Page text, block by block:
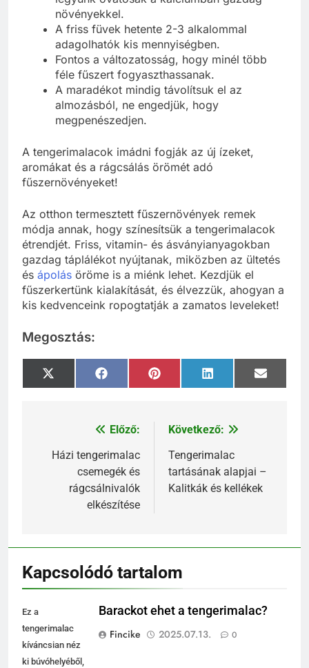
növényekkel.
A friss füvek hetente 2-3 alkalommal
adagolhatók kis mennyiségben.
Fontos a változatosság, hogy minél több
féle fűszert fogyaszthassanak.
A maradékot mindig távolítsuk el az
almozásból, ne engedjük, hogy
megpenészedjen.
A tengerimalacok imádni fogják az új ízeket,
aromákat és a rágcsálás örömét adó
fűszernövényeket!
Az otthon termesztett fűszernövények remek
módja annak, hogy színesítsük a tengerimalacok
étrendjét. Friss, vitamin- és ásványianyagokban
gazdag táplálékot nyújtanak, miközben az ültetés
és ápolás öröme is a miénk lehet. Kezdjük el
fűszerkertünk kialakítását, és élvezzük, ahogyan a
kis kedvenceink ropogtatják a zamatos leveleket!
Megosztás:
Share
on
X
(Twitter)
Share
on
FacebookShare
on
Pinterest Share
on
LinkedIn
Share
on
Email
Bejegyzés
navigáció
Előző:
Házi tengerimalac
csemegék és
rágcsálnivalók
elkészítése
Következő:
Tengerimalac
tartásának alapjai –
Kalitkák és kellékek
Kapcsolódó tartalom
Ez a
tengerimalac
kíváncsian néz
ki búvóhelyéből,
Barackot ehet a tengerimalac?
Fincike
2025.07.13. 0